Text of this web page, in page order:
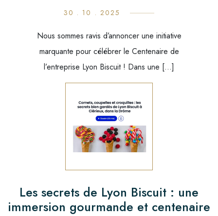
30 . 10 . 2025
Nous sommes ravis d’annoncer une initiative
marquante pour célébrer le Centenaire de
l’entreprise Lyon Biscuit ! Dans une […]
Les secrets de Lyon Biscuit : une
immersion gourmande et centenaire